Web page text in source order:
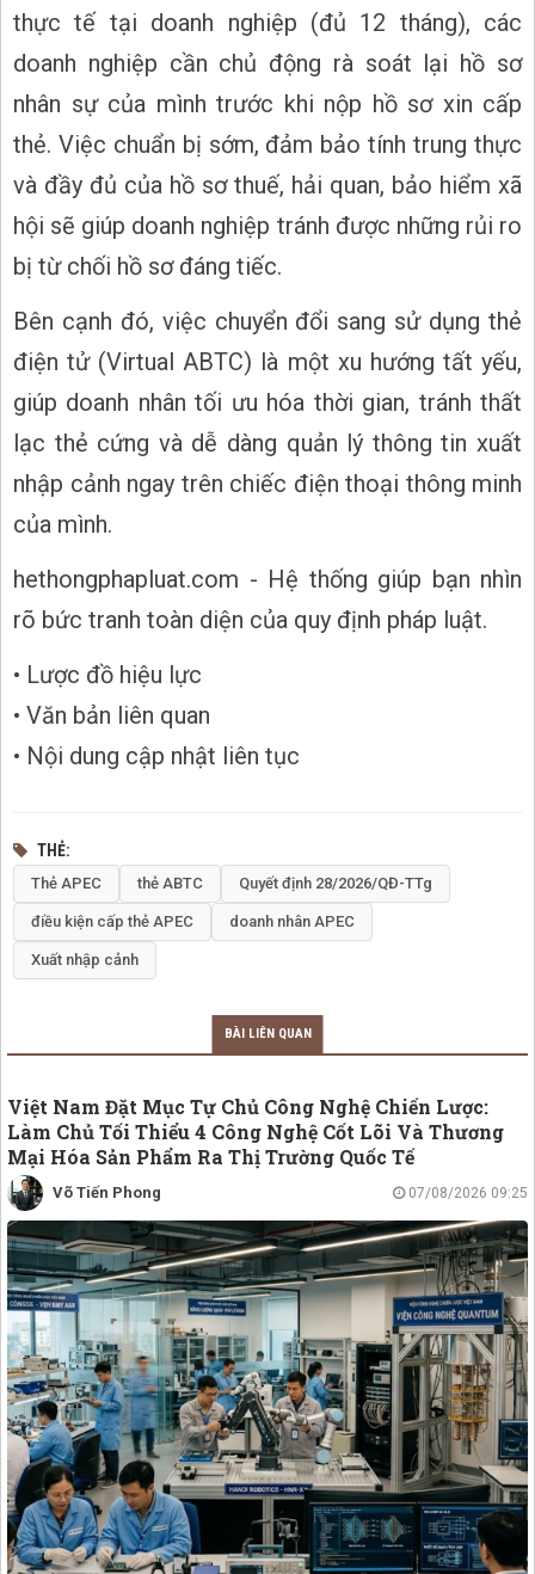
thực tế tại doanh nghiệp (đủ 12 tháng), các
doanh nghiệp cần chủ động rà soát lại hồ sơ
nhân sự của mình trước khi nộp hồ sơ xin cấp
thẻ. Việc chuẩn bị sớm, đảm bảo tính trung thực
và đầy đủ của hồ sơ thuế, hải quan, bảo hiểm xã
hội sẽ giúp doanh nghiệp tránh được những rủi ro
bị từ chối hồ sơ đáng tiếc.
Bên cạnh đó, việc chuyển đổi sang sử dụng thẻ
điện tử (Virtual ABTC) là một xu hướng tất yếu,
giúp doanh nhân tối ưu hóa thời gian, tránh thất
lạc thẻ cứng và dễ dàng quản lý thông tin xuất
nhập cảnh ngay trên chiếc điện thoại thông minh
của mình.
hethongphapluat.com - Hệ thống giúp bạn nhìn
rõ bức tranh toàn diện của quy định pháp luật.
• Lược đồ hiệu lực
• Văn bản liên quan
• Nội dung cập nhật liên tục
THẺ
Thẻ APEC thẻ ABTC Quyết định 28/2026/QĐ-TTg
điều kiện cấp thẻ APEC doanh nhân APEC
Xuất nhập cảnh
BÀI LIÊN QUAN
Việt Nam Đặt Mục Tự Chủ Công Nghệ Chiến Lược:
Làm Chủ Tối Thiểu 4 Công Nghệ Cốt Lõi Và Thương
Mại Hóa Sản Phẩm Ra Thị Trường Quốc Tế
Võ Tiến Phong 07/08/2026 09:25